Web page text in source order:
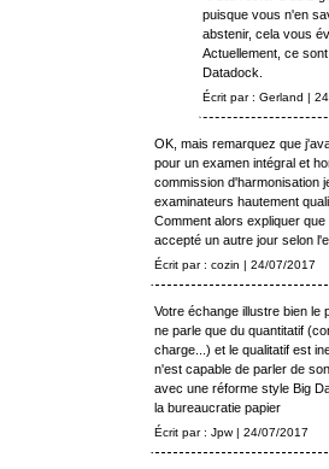
puisque vous n'en
abstenir, cela vous
Actuellement, ce
Datadock.
Écrit par : Gerland |
OK, mais remarquez que
pour un examen intégral et
commission d'harmonisation
examinateurs hautement
Comment alors expliquer
accepté un autre jour selon
Écrit par : cozin | 24/07/2017
Votre échange illustre bien le
ne parle que du quantitatif
charge...) et le qualitatif est
n'est capable de parler de
avec une réforme style Big
la bureaucratie papier
Écrit par : Jpw | 24/07/2017